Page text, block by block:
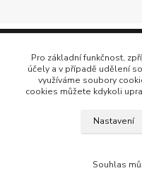
Pro základní funkčnost,
účely a v případě udělení
využíváme soubory
cookies můžete kdykoli
Nastavení
Souhlas